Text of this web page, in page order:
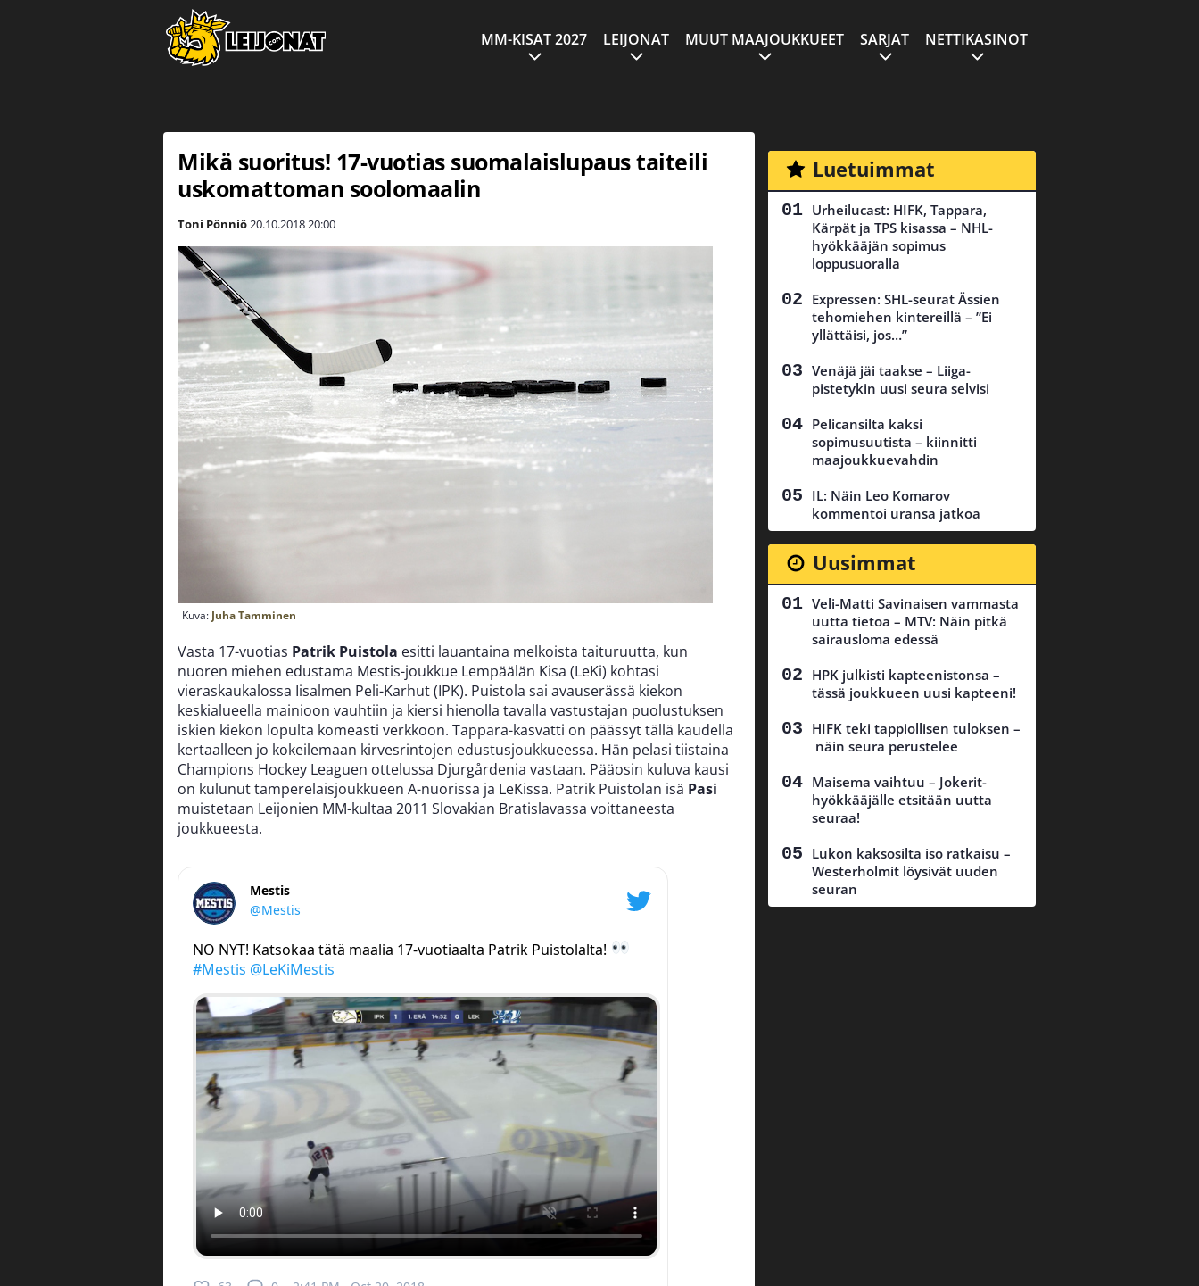
MM-KISAT 2027 LEIJONAT MUUT MAAJOUKKUEET SARJAT NETTIKASINOT
Mikä suoritus! 17-vuotias suomalaislupaus taiteili
uskomattoman soolomaalin
Toni Pönniö20.10.201820:00
Kuva: Juha Tamminen
Vasta 17-vuotias Patrik Puistola esitti lauantaina melkoista taituruutta, kun
nuoren miehen edustama Mestis-joukkue Lempäälän Kisa (LeKi) kohtasi
vieraskaukalossa Iisalmen Peli-Karhut (IPK). Puistola sai avauserässä kiekon
keskialueella mainioon vauhtiin ja kiersi hienolla tavalla vastustajan puolustuksen
iskien kiekon lopulta komeasti verkkoon. Tappara-kasvatti on päässyt tällä kaudella
kertaalleen jo kokeilemaan kirvesrintojen edustusjoukkueessa. Hän pelasi tiistaina
Champions Hockey Leaguen ottelussa Djurgårdenia vastaan. Pääosin kuluva kausi
on kulunut tamperelaisjoukkueen A-nuorissa ja LeKissa. Patrik Puistolan isä Pasi
muistetaan Leijonien MM-kultaa 2011 Slovakian Bratislavassa voittaneesta
joukkueesta.
Mestis
@Mestis
NO NYT! Katsokaa tätä maalia 17-vuotiaalta Patrik Puistolalta!
#Mestis @LeKiMestis
Luetuimmat
Urheilucast: HIFK, Tappara,
Kärpät ja TPS kisassa – NHL-
hyökkääjän sopimus
loppusuoralla
Expressen: SHL-seurat Ässien
tehomiehen kintereillä – ”Ei
yllättäisi, jos…”
Venäjä jäi taakse – Liiga-
pistetykin uusi seura selvisi
Pelicansilta kaksi
sopimusuutista – kiinnitti
maajoukkuevahdin
IL: Näin Leo Komarov
kommentoi uransa jatkoa
Uusimmat
Veli-Matti Savinaisen vammasta
uutta tietoa – MTV: Näin pitkä
sairausloma edessä
HPK julkisti kapteenistonsa –
tässä joukkueen uusi kapteeni!
HIFK teki tappiollisen tuloksen –
näin seura perustelee
Maisema vaihtuu – Jokerit-
hyökkääjälle etsitään uutta
seuraa!
Lukon kaksosilta iso ratkaisu –
Westerholmit löysivät uuden
seuran